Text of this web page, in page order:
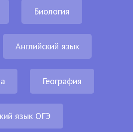
Биология
Английский язык
География
язык ОГЭ